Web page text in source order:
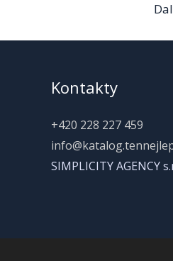
Kontakty
+420 228 227 459
SIMPLICITY AGENCY